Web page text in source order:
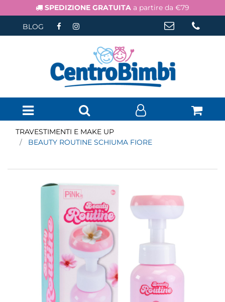
SPEDIZIONE GRATUITA a partire da €79
BLOG
Open menu
TRAVESTIMENTI E MAKE UP
BEAUTY ROUTINE SCHIUMA FIORE